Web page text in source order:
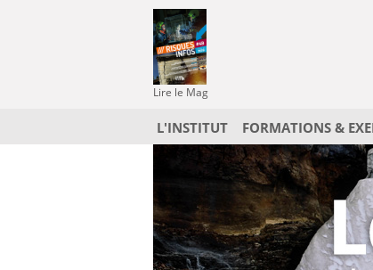
Lire le Mag
L'INSTITUT FORMATIONS &